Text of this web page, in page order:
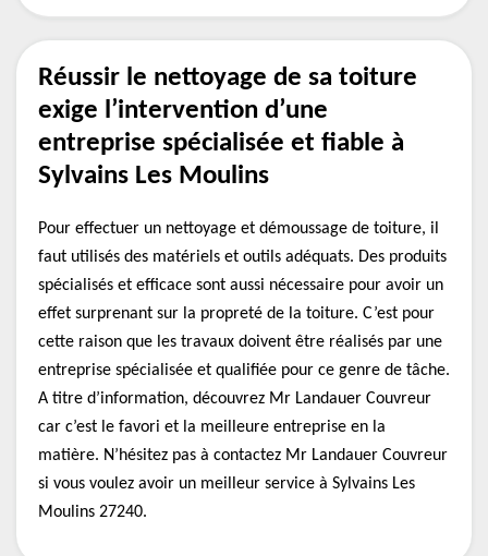
Réussir le nettoyage de sa toiture
exige l’intervention d’une
entreprise spécialisée et fiable à
Sylvains Les Moulins
Pour effectuer un nettoyage et démoussage de toiture, il
faut utilisés des matériels et outils adéquats. Des produits
spécialisés et efficace sont aussi nécessaire pour avoir un
effet surprenant sur la propreté de la toiture. C’est pour
cette raison que les travaux doivent être réalisés par une
entreprise spécialisée et qualifiée pour ce genre de tâche.
A titre d’information, découvrez Mr Landauer Couvreur
car c’est le favori et la meilleure entreprise en la
matière. N’hésitez pas à contactez Mr Landauer Couvreur
si vous voulez avoir un meilleur service à Sylvains Les
Moulins 27240.